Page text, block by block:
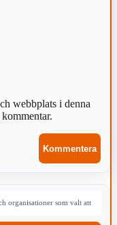
webbplats i denna
organisationer som valt att